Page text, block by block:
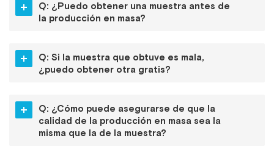
Q: ¿Puedo obtener una muestra antes de
la producción en masa?
Q: Si la muestra que obtuve es mala,
¿puedo obtener otra gratis?
Q: ¿Cómo puede asegurarse de que la
calidad de la producción en masa sea la
misma que la de la muestra?